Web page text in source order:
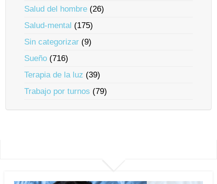
Salud del hombre (26)
Salud-mental (175)
Sin categorizar (9)
Sueño (716)
Terapia de la luz (39)
Trabajo por turnos (79)